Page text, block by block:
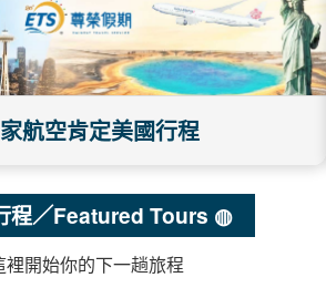
航空肯定美國行程
程／Featured Tours ◍
裡開始你的下一趟旅程